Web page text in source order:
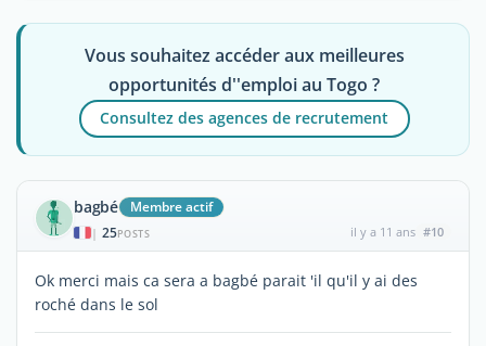
Vous souhaitez accéder aux meilleures
opportunités d''emploi au Togo ?
Consultez des agences de recrutement
bagbé Membre actif
| 25POSTS il y a 11 ans #10
Ok merci mais ca sera a bagbé parait 'il qu'il y ai des
roché dans le sol